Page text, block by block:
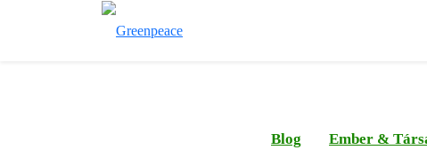
Blog Ember &